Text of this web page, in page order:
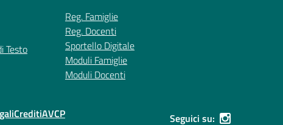
Testo
Reg. Famiglie
Reg. Docenti
Sportello Digitale
Moduli Famiglie
Moduli Docenti
CreditiAVCP Seguici su: